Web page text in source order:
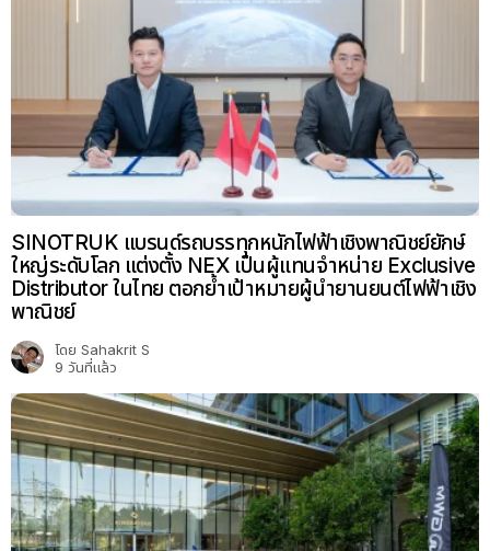
SINOTRUK แบรนด์รถบรรทุกหนักไฟฟ้าเชิงพาณิชย์ยักษ์
ใหญ่ระดับโลก แต่งตั้ง NEX เป็นผู้แทนจำหน่าย Exclusive
Distributor ในไทย ตอกย้ำเป้าหมายผู้นำยานยนต์ไฟฟ้าเชิง
พาณิชย์
โดย Sahakrit S
9 วันที่แล้ว